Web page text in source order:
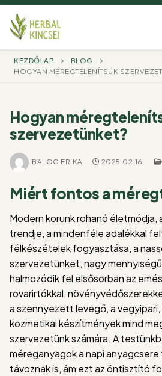
Ugrás
tartalomra
KEZDŐLAP
BLOG
HOGYAN MÉREGTELENÍTSÜK
Hogyan
szervezetünket?
BALOG ERIKA 2025.02.16.
Miért fontos a
Modern korunk rohanó
trendje, a mindenféle adalékkal
félkészételek fogyasztása, a
szervezetünket, nagy
halmozódik fel elsősorban az
rovarirtókkal,
a szennyezett levegő, a
kozmetikai készítmények mind
szervezetünk számára. A
méreganyagok a napi anyagcsere
távoznak is, ám ezt az öntisztító